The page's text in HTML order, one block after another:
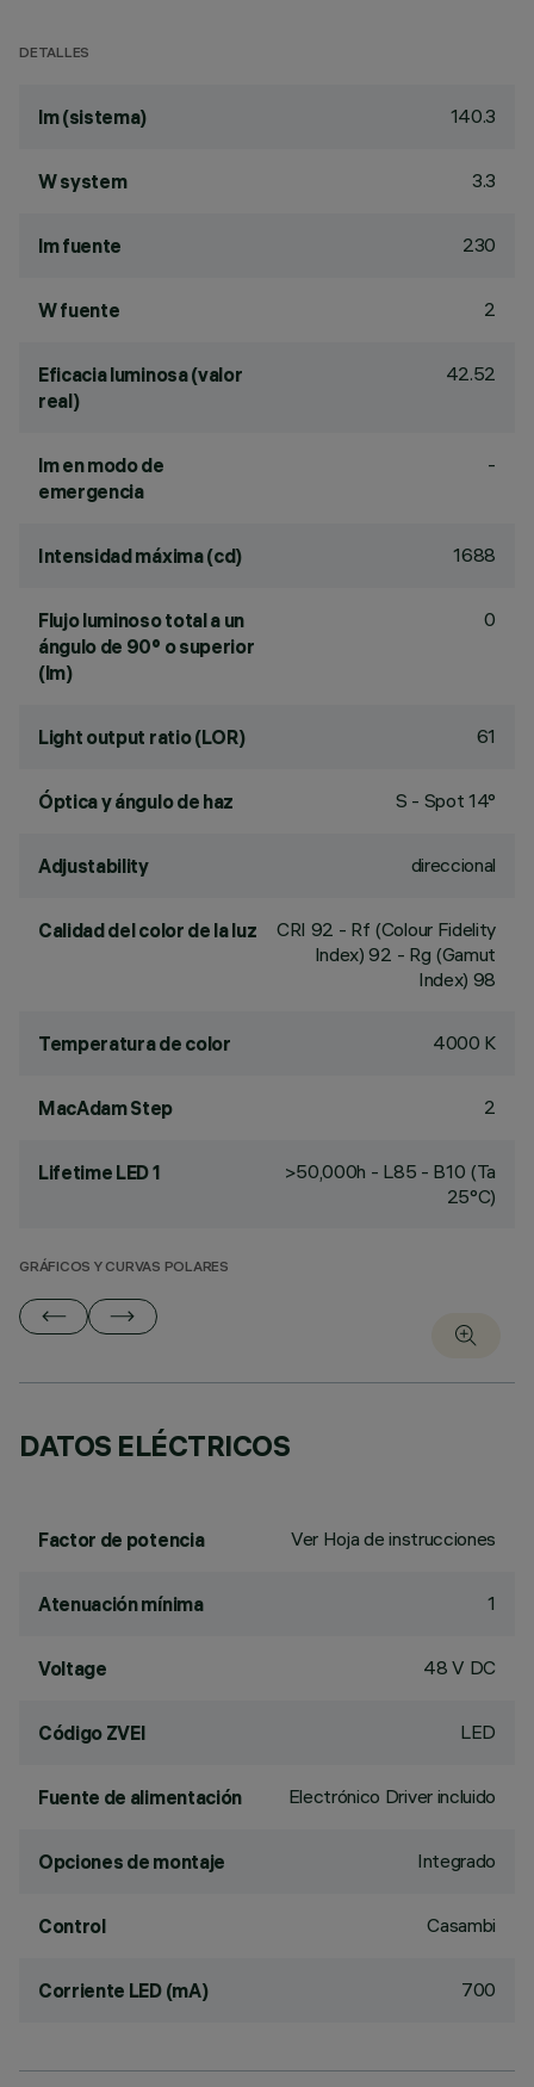
DETALLES
lm (sistema) 140.3
W system 3.3
lm fuente 230
W fuente 2
Eficacia luminosa (valor
real)
42.52
lm en modo de
emergencia
-
Intensidad máxima (cd) 1688
Flujo luminoso total a un
ángulo de 90° o superior
(lm)
0
Light output ratio (LOR) 61
Óptica y ángulo de haz S - Spot 14°
Adjustability direccional
Calidad del color de la luz CRI 92 - Rf (Colour Fidelity
Index) 92 - Rg (Gamut
Index) 98
Temperatura de color 4000 K
MacAdam Step 2
Lifetime LED 1
>50,000h - L85 - B10 (Ta
25°C)
GRÁFICOS Y CURVAS POLARES
DATOS ELÉCTRICOS
Factor de potencia Ver Hoja de instrucciones
Atenuación mínima 1
Voltage 48 V DC
Código ZVEI LED
Fuente de alimentación Electrónico Driver incluido
Opciones de montaje Integrado
Control Casambi
Corriente LED (mA) 700